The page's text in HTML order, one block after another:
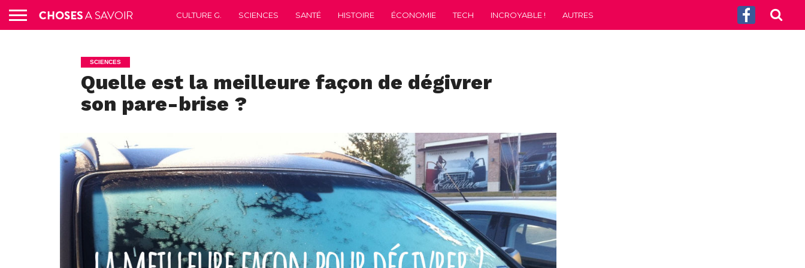
CULTURE G. SCIENCES SANTÉ HISTOIRE ÉCONOMIE TECH INCROYABLE ! AUTRES
SCIENCES
Quelle est la meilleure façon de dégivrer
son pare-brise ?